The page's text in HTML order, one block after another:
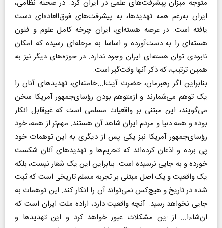
متوجه میزان پیشرفت‌های علمی در ایران کرد. در صحنه نظامی،
ایران به‌‌رغم همه تهدیدها، به پیشرفت‌های فوق‌‌العاده‌ای دست
یافته است. در عرصه هسته‌ای، ایران چرخه کامل علوم و فنون
هسته‌ای را به دست‌آورده و اساسا به مرحله‌ای رسیده که امکان
نابودی توان هسته‌ای ایران وجود ندارد. در حوزه‌های دیگر نیز به
همین ترتیب، که ذکر آنها وقت‌گیر است.
بنابراین اگر رهبرمان، حضرت آیت‌ا...خامنه‌ای، تهدیدهای آنان را
یک توهم می‌شمارند و ازمتوهم بودن رؤسای‌جمهور آمریکا سخن
می‌گویند، این مبتنی بر واقعیات مسلمی است که غیرقابل انکار
بوده و همه دنیا و مردم ایران شاهد آن هستند. مهم‌تر از همه، خود
رؤسای‌جمهور آمریکا نیز یکی پس از دیگری به این توهمات خود
پی برده و اذعان کرده‌اند که تحریم‌ها و تهدیدهای آنان شکست
خورده و به جایی نرسیده است. بنابراین این یک شعار نیست، بلکه
یک واقعیت و یک اصل مبتنی بر تجربه مسلم تاریخی است که ثبت
شده در تاریخ و هیچ‌کس نمی‌تواند آن را انکار کند. این توهمات به
جایی نخواهد رسید. آنچه واقعیت دارد، اراده ملت ایران است که
ان‌شاءا... از این مشکلات عبور خواهد کرد و این تهدیدها و